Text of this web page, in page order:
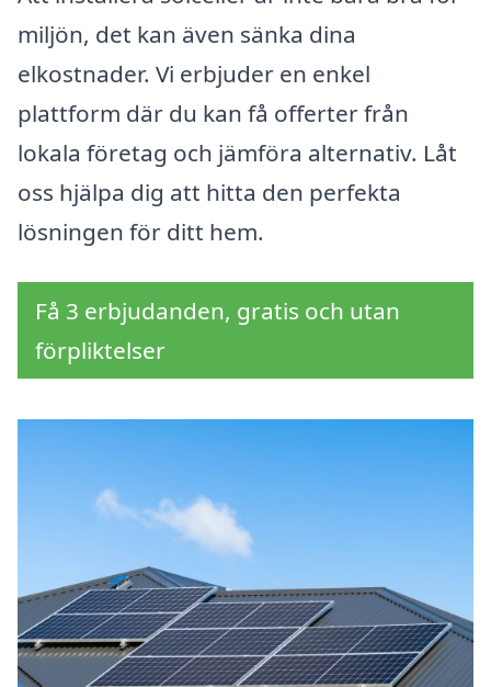
miljön, det kan även sänka dina
elkostnader. Vi erbjuder en enkel
plattform där du kan få offerter från
lokala företag och jämföra alternativ. Låt
oss hjälpa dig att hitta den perfekta
lösningen för ditt hem.
Få 3 erbjudanden, gratis och utan
förpliktelser